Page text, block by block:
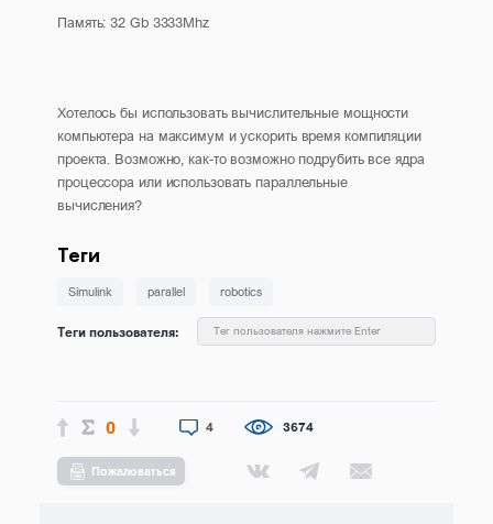
Память: 32 Gb 3333Mhz
Хотелось бы использовать вычислительные мощности
компьютера на максимум и ускорить время компиляции
проекта. Возможно, как-то возможно подрубить все ядра
процессора или использовать параллельные
вычисления?
Теги
Simulink parallel robotics
Теги пользователя: Тег пользователя нажмите Enter
0 4 3674
Пожаловаться